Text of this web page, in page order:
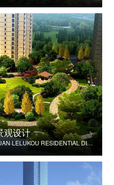
观设计
LANDSCAPE DESIGN OF ZHIYUAN·LELUKOU RESIDENTIAL DISTRICT